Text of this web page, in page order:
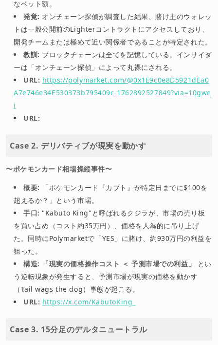
なベット額。
発覚: オンチェーン探偵が調査した結果、賭け主のウォレッ
トは一般公開前のLighterコントラクトにアクセスしており、
開発チームまたは極めて近い関係者であることが特定された。
教訓: ブロックチェーンは全てを記憶している。インサイダ
ーは「オンチェーン探偵」によって丸裸にされる。
URL: https://polymarket.com/@0x1E9c0e8D5921dEa0
A7e746e34E530373b795409c-1762892527849?via=10gwe
i
URL:
Case 2. デリバティブが現実を動かす
〜ポケモンカード相場操縦事件〜
概要: 「ポケモンカード『カブト』が特定日までに$100を
超えるか？」という市場。
手口: "Kabuto King"と呼ばれるクジラが、市場の売り板
を買い占め（コスト約35万円）、価格を人為的に吊り上げ
た。同時にPolymarketで「YES」に賭け、約930万円の利益を
狙った。
構造:
「現実の価格操作コスト ＜ 予測市場での利益」
とい
う逆転現象が発生すると、予測市場が現実の価格を動かす
（Tail wags the dog）事態が起こる。
URL: https://x.com/KabutoKing_
Case 3. 15分足のデルタニュートラル